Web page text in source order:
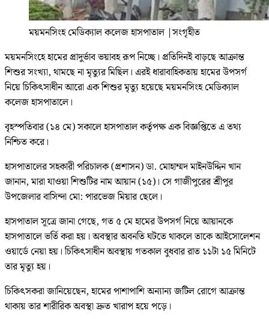
ময়মনসিংহ মেডিক্যাল কলেজ হাসপাতাল |সংগৃহীত
ময়মনসিংহে হামের প্রাদুর্ভাব ভয়াবহ রূপ নিচ্ছে। প্রতিদিনই বাড়ছে আক্রান্ত
শিশুর সংখ্যা, থামছে না মৃত্যুর মিছিল। এরই ধারাবাহিকতায় হামের উপসর্গ
নিয়ে চিকিৎসাধীন আরো এক শিশুর মৃত্যু হয়েছে ময়মনসিংহ মেডিক্যাল
কলেজ হাসপাতালে।
বৃহস্পতিবার (১৪ মে) সকালে হাসপাতাল কর্তৃপক্ষ এক বিজ্ঞপ্তিতে এ তথ্য
নিশ্চিত করে।
হাসপাতালের সহকারী পরিচালক (প্রশাসন) ডা. মোহাম্মদ মাইনউদ্দিন খান
জানান, মারা যাওয়া শিশুটির নাম আয়ান (১৫)। সে গাজীপুরের শ্রীপুর
উপজেলার বাসিন্দা মো: পারভেজ মিয়ার ছেলে।
হাসপাতাল সূত্রে জানা গেছে, গত ৫ মে হামের উপসর্গ নিয়ে আয়ানকে
হাসপাতালে ভর্তি করা হয়। অবস্থার অবনতি ঘটতে থাকলে তাকে আইসোলেশন
ওয়ার্ডে নেয়া হয়। চিকিৎসাধীন অবস্থায় গতকাল বুধবার রাত ১১টা ১৫ মিনিটে
তার মৃত্যু হয়।
চিকিৎসকরা জানিয়েছেন, হামের পাশাপাশি অন্যান্য জটিল রোগে আক্রান্ত
থাকায় তার শারীরিক অবস্থা দ্রুত খারাপ হয়ে পড়ে।